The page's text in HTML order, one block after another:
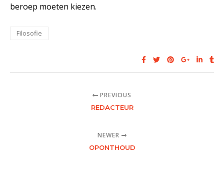
beroep moeten kiezen.
Filosofie
PREVIOUS
REDACTEUR
NEWER
OPONTHOUD